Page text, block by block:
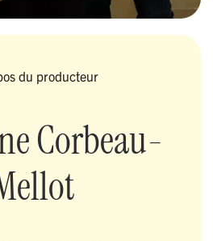
du producteur
Corbeau-